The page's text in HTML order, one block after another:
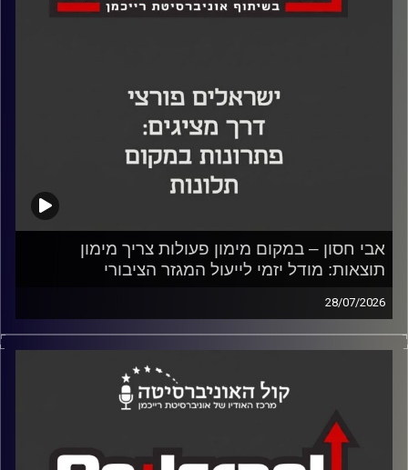
אבי חסון – במקום מימון פעולות צריך מימון
תוצאות: מודל יזמי לייעול המגזר הציבורי
28/07/2026
אבי חסון, ראש רשות החדשנות הראשון ומנכ"ל Startup
Nation Central לשעבר, התארח בפודקאסט Re-Israel של
אוניברסיטת רייכמן וכלכליסט. בשיחה עם ד"ר יוסי מערבי, דיקן
בית ספר אדלסון ליזמות, והסטודנטית מעין שניר, הציג חסון
ניתוח של כשלי העומק במבנה הממשלתי, והציע פתרון יישומי
"פיילוטים מותני תוצאה" בשילוב פילנתרופיה והסקטור הפרטי.